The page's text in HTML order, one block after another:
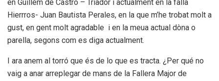
en Guillém de Castro – Triador i actualment en la falla
Hierrros- Juan Bautista Perales, en la que m’he trobat molt a
gust, en gent molt agradable i en la meua actual dòna o
parella, segons com es diga actualment.
I ara anem al torró que és de lo que es tracta. ¿Per qué no
vaig a anar arreplegar de mans de la Fallera Major de